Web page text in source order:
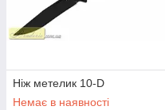
Ніж метелик 10-D
Немає в наявності